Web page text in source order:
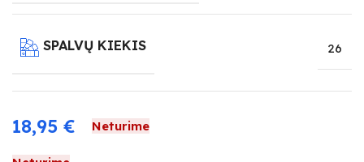
SPALVŲ KIEKIS 26
18,95 € Neturime